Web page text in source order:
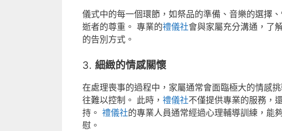
儀式中的每一個環節，如祭品的準備、音樂的選擇
逝者的尊重。 專業的禮儀社會與家屬充分溝通，了
的告別方式。
3. 細緻的情感關懷
在處理喪事的過程中，家屬通常會面臨極大的情感
往難以控制。 此時， 禮儀社不僅提供專業的服務，
持。 禮儀社的專業人員通常經過心理輔導訓練，能
慰。